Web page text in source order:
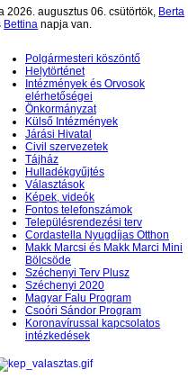
2026. augusztus 06. csütörtök, Berta
Bettina napja van.
Polgármesteri köszöntő
Helytörténet
Intézmények és Orvosok
elérhetőségei
Önkormányzat
Külső Intézmények
Járási Hivatal
Civil szervezetek
Tájház
Hulladékgyűjtés
Választások
Képek, videók
Fontos telefonszámok
Településrendezési terv
Cordastella Nyugdíjas Otthon
Makk Marcsi és Makk Marci Mini
Bölcsöde
Széchenyi Terv Plusz
Széchenyi 2020
Magyar Falu Program
Csoóri Sándor Program
Koronavírussal kapcsolatos
intézkedések